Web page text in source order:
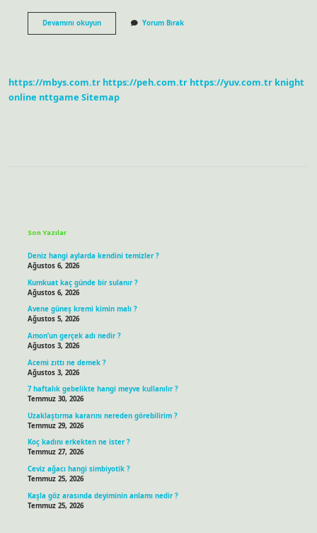
Devamını okuyunSenedini
Ödemeyen
Yorum Bırak
https://mbys.com.tr https://peh.com.tr https://yuv.com.tr knight
online nttgame Sitemap
Son Yazılar
Deniz hangi aylarda kendini temizler ?
Ağustos 6, 2026
Kumkuat kaç günde bir sulanır ?
Ağustos 6, 2026
Avene güneş kremi kimin malı ?
Ağustos 5, 2026
Amon’un gerçek adı nedir ?
Ağustos 3, 2026
Acemi zıttı ne demek ?
Ağustos 3, 2026
7 haftalık gebelikte hangi meyve kullanılır ?
Temmuz 30, 2026
Uzaklaştırma kararını nereden görebilirim ?
Temmuz 29, 2026
Koç kadını erkekten ne ister ?
Temmuz 27, 2026
Ceviz ağacı hangi simbiyotik ?
Temmuz 25, 2026
Kaşla göz arasında deyiminin anlamı nedir ?
Temmuz 25, 2026